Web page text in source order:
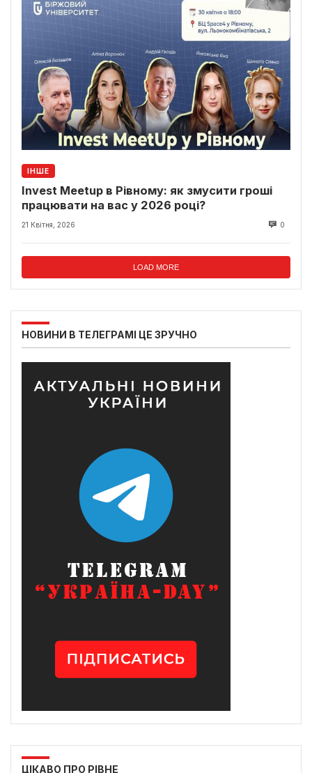
ІНШЕ
Invest Meetup в Рівному: як змусити гроші
працювати на вас у 2026 році?
21 Квітня, 2026 0
LOAD MORE
НОВИНИ В ТЕЛЕГРАМІ ЦЕ ЗРУЧНО
ЦІКАВО ПРО РІВНЕ